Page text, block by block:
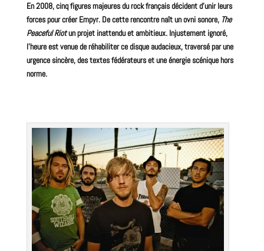
En 2008, cinq figures majeures durockfrançais décident d’unir leurs
forces pour créer Empyr. De cette rencontre naît un ovni sonore, The
Peaceful Riotun projet inattendu et ambitieux. Injustement ignoré,
l’heure est venue de réhabiliter ce disque audacieux, traversé par une
urgence sincère, des textes fédérateurs et une énergie scénique hors
norme.